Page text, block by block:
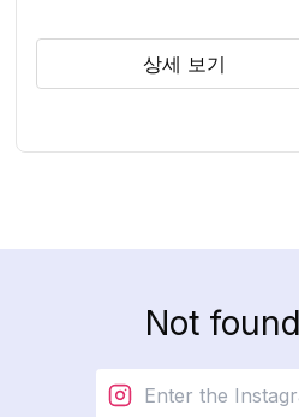
상세 보기
Not